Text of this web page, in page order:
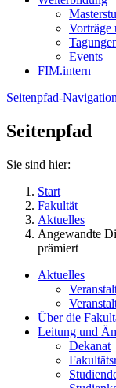
Vorträge
Events
FIM.intern
Seitenpfad-
Seitenpfad
Sie sind hier:
Start
Fakultät
Aktuelles
Angewandte
prämiert
Aktuelles
Über die
Leitung und
Dekanat